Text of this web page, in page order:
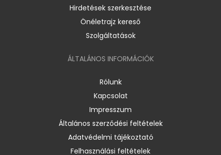
Hirdetések szerkesztése
Önéletrajz kereső
Szolgáltatások
ÁLTALÁNOS INFORMÁCIÓK
Rólunk
Kapcsolat
Impresszum
Általános szerződési feltételek
Adatvédelmi tájékoztató
Felhasználási feltételek